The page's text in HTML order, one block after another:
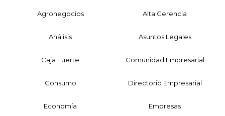
Agronegocios Alta Gerencia
Análisis Asuntos Legales
Caja Fuerte Comunidad Empresarial
Consumo Directorio Empresarial
Economía Empresas